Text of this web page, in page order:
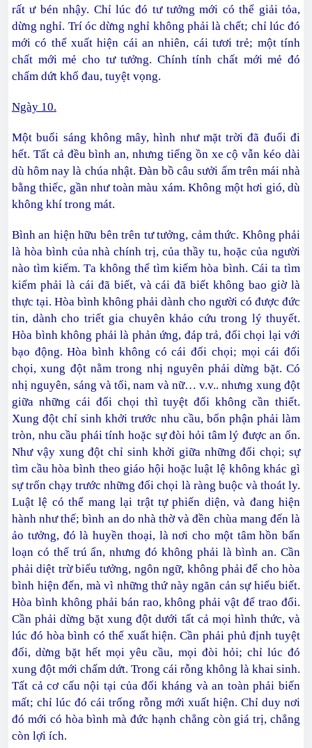
rất ư bén nhậy. Chỉ lúc đó tư tưởng mới có thể giải tỏa,
dừng nghỉ. Trí óc dừng nghỉ không phải là chết; chỉ lúc đó
mới có thể xuất hiện cái an nhiên, cái tươi trẻ; một tính
chất mới mẻ cho tư tưởng. Chính tính chất mới mẻ đó
chấm dứt khổ đau, tuyệt vọng.
Ngày 10.
Một buổi sáng không mây, hình như mặt trời đã đuổi đi
hết. Tất cả đều bình an, nhưng tiếng ồn xe cộ vẫn kéo dài
dù hôm nay là chúa nhật. Đàn bồ câu sưởi ấm trên mái nhà
bằng thiếc, gần như toàn màu xám. Không một hơi gió, dù
không khí trong mát.
Bình an hiện hữu bên trên tư tưởng, cảm thức. Không phải
là hòa bình của nhà chính trị, của thầy tu, hoặc của người
nào tìm kiếm. Ta không thể tìm kiếm hòa bình. Cái ta tìm
kiếm phải là cái đã biết, và cái đã biết không bao giờ là
thực tại. Hòa bình không phải dành cho người có được đức
tin, dành cho triết gia chuyên khảo cứu trong lý thuyết.
Hòa bình không phải là phản ứng, đáp trả, đối chọi lại với
bạo động. Hòa bình không có cái đối chọi; mọi cái đối
chọi, xung đột nằm trong nhị nguyên phải dừng bặt. Có
nhị nguyên, sáng và tối, nam và nữ… v.v.. nhưng xung đột
giữa những cái đối chọi thì tuyệt đối không cần thiết.
Xung đột chỉ sinh khởi trước nhu cầu, bổn phận phải làm
tròn, nhu cầu phái tính hoặc sự đòi hỏi tâm lý được an ổn.
Như vậy xung đột chỉ sinh khởi giữa những đối chọi; sự
tìm cầu hòa bình theo giáo hội hoặc luật lệ không khác gì
sự trốn chạy trước những đối chọi là ràng buộc và thoát ly.
Luật lệ có thể mang lại trật tự phiến diện, và đang hiện
hành như thế; bình an do nhà thờ và đền chùa mang đến là
ảo tưởng, đó là huyền thoại, là nơi cho một tâm hồn bấn
loạn có thể trú ẩn, nhưng đó không phải là bình an. Cần
phải diệt trừ biểu tưởng, ngôn ngữ, không phải để cho hòa
bình hiện đến, mà vì những thứ này ngăn cản sự hiểu biết.
Hòa bình không phải bán rao, không phải vật để trao đổi.
Cần phải dừng bặt xung đột dưới tất cả mọi hình thức, và
lúc đó hòa bình có thể xuất hiện. Cần phải phủ định tuyệt
đối, dừng bặt hết mọi yêu cầu, mọi đòi hỏi; chỉ lúc đó
xung đột mới chấm dứt. Trong cái rỗng không là khai sinh.
Tất cả cơ cấu nội tại của đối kháng và an toàn phải biến
mất; chỉ lúc đó cái trống rỗng mới xuất hiện. Chỉ duy nơi
đó mới có hòa bình mà đức hạnh chẳng còn giá trị, chẳng
còn lợi ích.